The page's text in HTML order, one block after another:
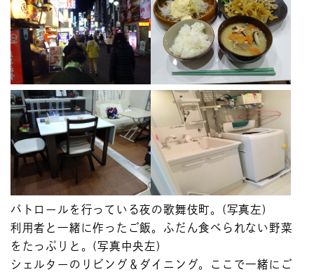
パトロールを行っている夜の歌舞伎町。(写真左)
利用者と一緒に作ったご飯。ふだん食べられない野菜
をたっぷりと。(写真中央左)
シェルターのリビング＆ダイニング。ここで一緒にご